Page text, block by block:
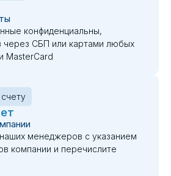
конфиденциальны,
через СБП или картами любых
MasterCard
менеджеров с указанием
компании и перечислите